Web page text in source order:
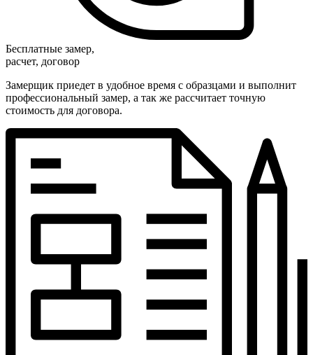
Бесплатные замер,
расчет, договор
Замерщик приедет в удобное время с образцами и выполнит
профессиональный замер, а так же рассчитает точную
стоимость для договора.